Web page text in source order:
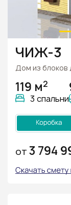
ЧИЖ-3
Дом из блоков
119 м2
3 спальни
ОТ 3 794